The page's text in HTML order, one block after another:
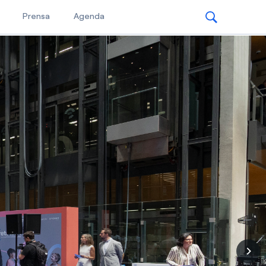
Prensa Agenda